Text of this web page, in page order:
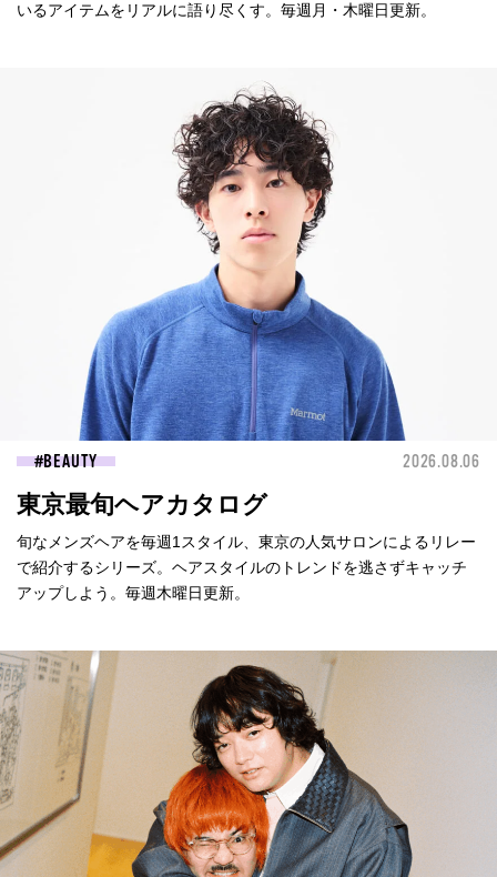
いるアイテムをリアルに語り尽くす。毎週月・木曜日更新。
BEAUTY 2026.08.06
東京最旬ヘアカタログ
旬なメンズヘアを毎週1スタイル、東京の人気サロンによるリレー
で紹介するシリーズ。ヘアスタイルのトレンドを逃さずキャッチ
アップしよう。毎週木曜日更新。